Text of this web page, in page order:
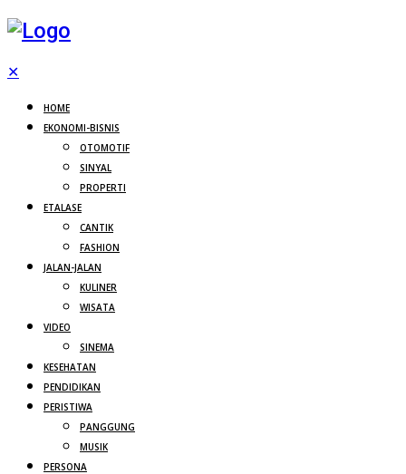
✕
HOME
EKONOMI-BISNIS
OTOMOTIF
SINYAL
PROPERTI
ETALASE
CANTIK
FASHION
JALAN-JALAN
KULINER
WISATA
VIDEO
SINEMA
KESEHATAN
PENDIDIKAN
PERISTIWA
PANGGUNG
MUSIK
PERSONA